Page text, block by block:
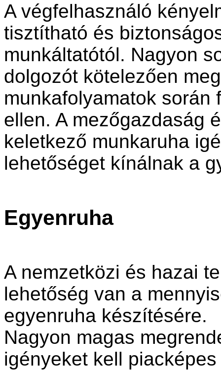
A végfelhasználó
tisztítható és
munkáltatótól. Nagyon
dolgozót kötelezően
munkafolyamatok során
ellen. A mezőgazdaság
keletkező munkaruha
lehetőséget kínálnak a
Egyenruha
A nemzetközi és hazai
lehetőség van a
egyenruha készítésére.
Nagyon magas
igényeket kell